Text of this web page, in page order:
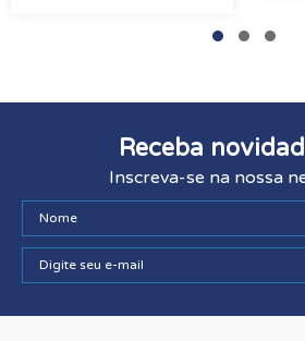
Receba
Inscreva-se na nossa